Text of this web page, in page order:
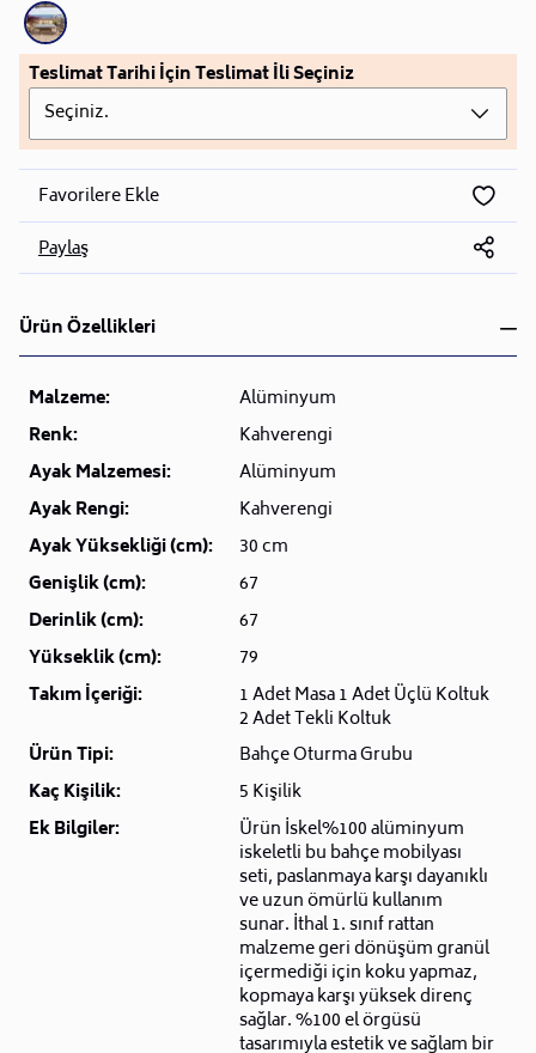
Teslimat Tarihi İçin Teslimat İli Seçiniz
Seçiniz.
Favorilere Ekle
Paylaş
Ürün Özellikleri
Malzeme:
Alüminyum
Renk:
Kahverengi
Ayak Malzemesi:
Alüminyum
Ayak Rengi:
Kahverengi
Ayak Yüksekliği (cm):
30 cm
Genişlik (cm):
67
Derinlik (cm):
67
Yükseklik (cm):
79
Takım İçeriği:
1 Adet Masa 1 Adet Üçlü Koltuk
2 Adet Tekli Koltuk
Ürün Tipi:
Bahçe Oturma Grubu
Kaç Kişilik:
5 Kişilik
Ek Bilgiler:
Ürün İskel%100 alüminyum
iskeletli bu bahçe mobilyası
seti, paslanmaya karşı dayanıklı
ve uzun ömürlü kullanım
sunar. İthal 1. sınıf rattan
malzeme geri dönüşüm granül
içermediği için koku yapmaz,
kopmaya karşı yüksek direnç
sağlar. %100 el örgüsü
tasarımıyla estetik ve sağlam bir